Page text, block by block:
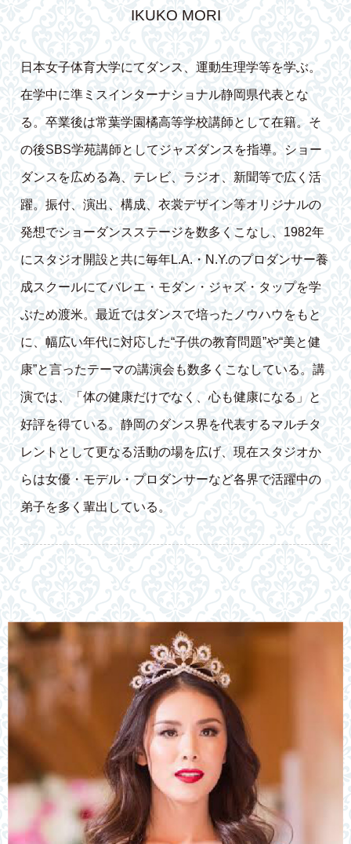
IKUKO MORI
日本女子体育大学にてダンス、運動生理学等を学ぶ。
在学中に準ミスインターナショナル静岡県代表とな
る。卒業後は常葉学園橘高等学校講師として在籍。そ
の後SBS学苑講師としてジャズダンスを指導。ショー
ダンスを広める為、テレビ、ラジオ、新聞等で広く活
躍。振付、演出、構成、衣裳デザイン等オリジナルの
発想でショーダンスステージを数多くこなし、1982年
にスタジオ開設と共に毎年L.A.・N.Y.のプロダンサー養
成スクールにてバレエ・モダン・ジャズ・タップを学
ぶため渡米。最近ではダンスで培ったノウハウをもと
に、幅広い年代に対応した“子供の教育問題”や“美と健
康”と言ったテーマの講演会も数多くこなしている。講
演では、「体の健康だけでなく、心も健康になる」と
好評を得ている。静岡のダンス界を代表するマルチタ
レントとして更なる活動の場を広げ、現在スタジオか
らは女優・モデル・プロダンサーなど各界で活躍中の
弟子を多く輩出している。